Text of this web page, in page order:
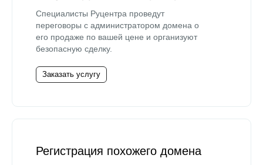
Специалисты Руцентра проведут
переговоры с администратором домена о
его продаже по вашей цене и организуют
безопасную сделку.
Заказать услугу
Регистрация похожего домена